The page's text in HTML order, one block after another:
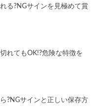
る?NGサインを見極めて賞
れてもOK!?危険な特徴を
?NGサインと正しい保存方